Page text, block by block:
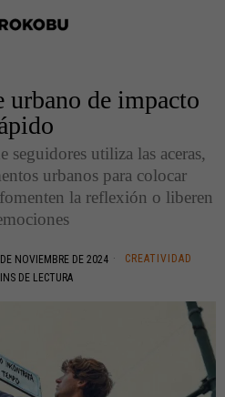
urbano de impacto
seguidores utiliza las aceras,
urbanos para colocar
la reflexión o liberen
NOVIEMBRE DE 2024
CREATIVIDAD
DE LECTURA